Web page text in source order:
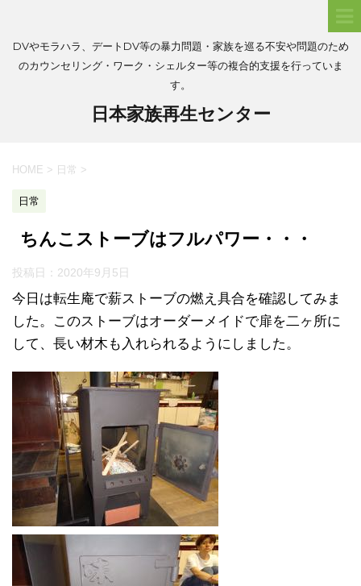
DVやモラハラ、デートDV等の暴力問題・家族を巡る不安や問題のため
のカウンセリング・ワーク・シェルター等の複合的支援を行っていま
す。
日本家族再生センター
HOME > 日常 >
日常
ちんこストーブはフルパワー・・・
投稿日： 2020年9月5日
今日は転生庵で薪ストーブの燃え具合を確認してみま
した。このストーブはオーダーメイドで扉を二ヶ所に
して、長い材木も入れられるようにしました。